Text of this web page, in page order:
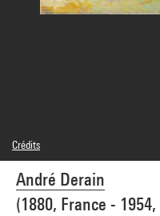
André Derain
(1880, France -
Crédits
Domaine public
Crédit photographique : Centre
GrandPalaisRmn
Réf. image : 4Y05094